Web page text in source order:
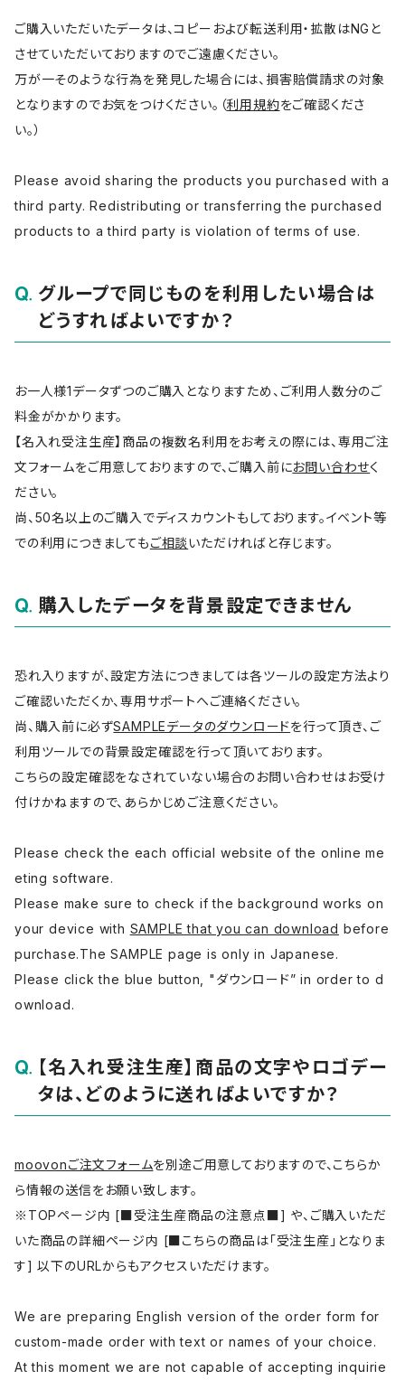
ご購入いただいたデータは、コピーおよび転送利用・拡散はNGと
させていただいておりますのでご遠慮ください。
万が一そのような行為を発見した場合には、損害賠償請求の対象
となりますのでお気をつけください。（利用規約をご確認くださ
い。）
Please avoid sharing the products you purchased with a
third party. Redistributing or transferring the purchased
products to a third party is violation of terms of use.
グループで同じものを利用したい場合は
どうすればよいですか？
お一人様1データずつのご購入となりますため、ご利用人数分のご
料金がかかります。
【名入れ受注生産】商品の複数名利用をお考えの際には、専用ご注
文フォームをご用意しておりますので、ご購入前にお問い合わせく
ださい。
尚、50名以上のご購入でディスカウントもしております。イベント等
での利用につきましてもご相談いただければと存じます。
購入したデータを背景設定できません
恐れ入りますが、設定方法につきましては各ツールの設定方法より
ご確認いただくか、専用サポートへご連絡ください。
尚、購入前に必ずSAMPLEデータのダウンロードを行って頂き、ご
利用ツールでの背景設定確認を行って頂いております。
こちらの設定確認をなされていない場合のお問い合わせはお受け
付けかねますので、あらかじめご注意ください。
Please check the each official website of the online me
eting software.
Please make sure to check if the background works on
your device with SAMPLE that you can download before
purchase.The SAMPLE page is only in Japanese.
Please click the blue button, "ダウンロード” in order to d
ownload.
【名入れ受注生産】商品の文字やロゴデー
タは、どのように送ればよいですか？
moovonご注文フォームを別途ご用意しておりますので、こちらか
ら情報の送信をお願い致します。
※TOPページ内 [■受注生産商品の注意点■] や、ご購入いただ
いた商品の詳細ページ内 [■こちらの商品は「受注生産」となりま
す] 以下のURLからもアクセスいただけます。
We are preparing English version of the order form for
custom-made order with text or names of your choice.
At this moment we are not capable of accepting inquirie